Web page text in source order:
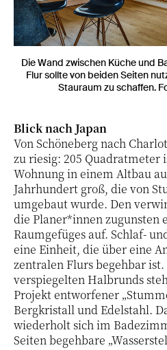
Die Wand zwischen Küche und
Flur sollte von beiden Seiten
Stauraum zu schaffen.
Blick nach Japan
Von Schöneberg nach
zu riesig: 205 Quadratmeter
Wohnung in einem Altbau
Jahrhundert groß, die von
umgebaut wurde. Den
die Planer*innen zugunsten
Raumgefüges auf. Schlaf-
eine Einheit, die über eine
zentralen Flurs begehbar
verspiegelten Halbrunds
Projekt entworfener
Bergkristall und Edelstahl.
wiederholt sich im
Seiten begehbare